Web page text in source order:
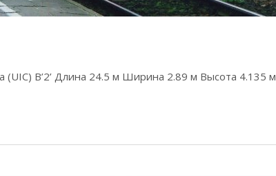
(UIC) B’2’ Длина 24.5 м Ширина 2.89 м Высота 4.135 м